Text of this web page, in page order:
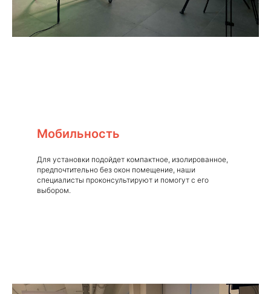
Мобильность
Для установки подойдет компактное, изолированное,
предпочтительно без окон помещение, наши
специалисты проконсультируют и помогут с его
выбором.